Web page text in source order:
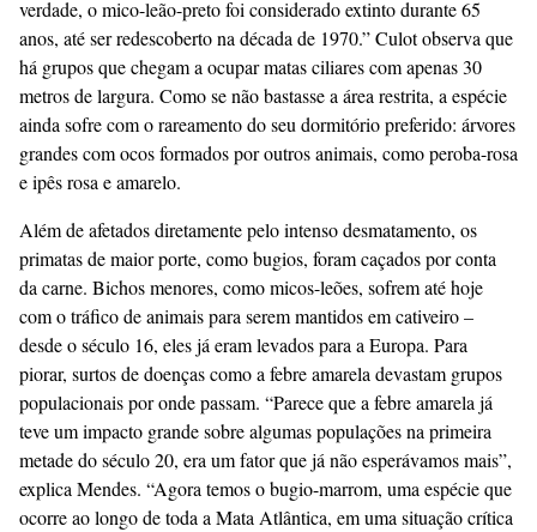
verdade, o mico-leão-preto foi considerado extinto durante 65
anos, até ser redescoberto na década de 1970.” Culot observa que
há grupos que chegam a ocupar matas ciliares com apenas 30
metros de largura. Como se não bastasse a área restrita, a espécie
ainda sofre com o rareamento do seu dormitório preferido: árvores
grandes com ocos formados por outros animais, como peroba-rosa
e ipês rosa e amarelo.
Além de afetados diretamente pelo intenso desmatamento, os
primatas de maior porte, como bugios, foram caçados por conta
da carne. Bichos menores, como micos-leões, sofrem até hoje
com o tráfico de animais para serem mantidos em cativeiro –
desde o século 16, eles já eram levados para a Europa. Para
piorar, surtos de doenças como a febre amarela devastam grupos
populacionais por onde passam. “Parece que a febre amarela já
teve um impacto grande sobre algumas populações na primeira
metade do século 20, era um fator que já não esperávamos mais”,
explica Mendes. “Agora temos o bugio-marrom, uma espécie que
ocorre ao longo de toda a Mata Atlântica, em uma situação crítica